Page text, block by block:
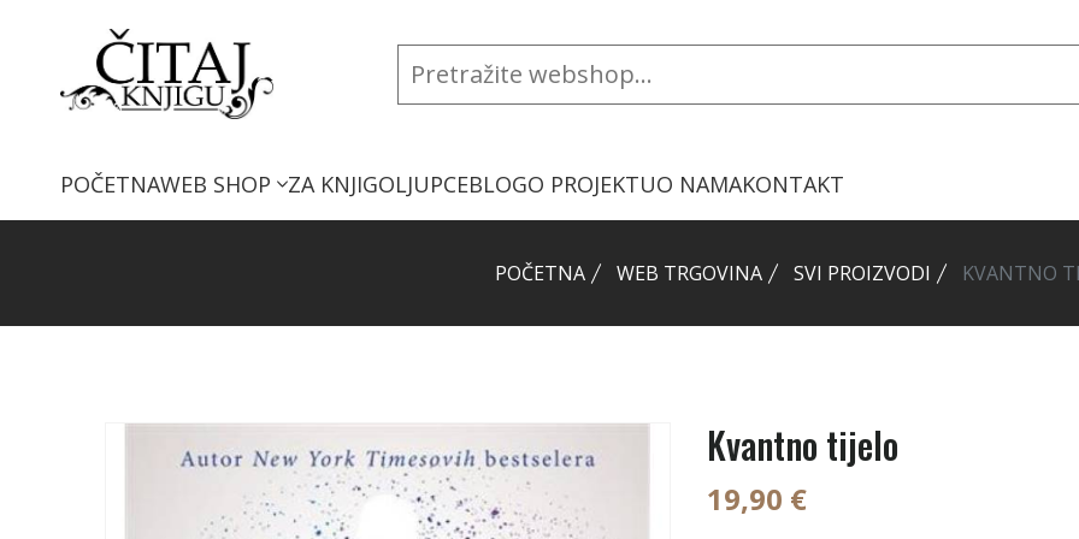
POČETNAWEB SHOP ZA KNJIGOLJUPCEBLOGO PROJEKTUO NAMAKONTAKT
POČETNA WEB TRGOVINA SVI PROIZVODI KVANTNO
Kvantno tijelo
19,90 €